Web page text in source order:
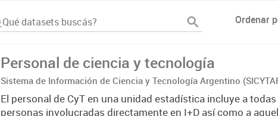
Ordenar
Personal de ciencia y tecnología
Sistema de Información de Ciencia y Tecnología Argentino
El personal de CyT en una unidad estadística incluye a todas
personas involucradas directamente en I+D así como a